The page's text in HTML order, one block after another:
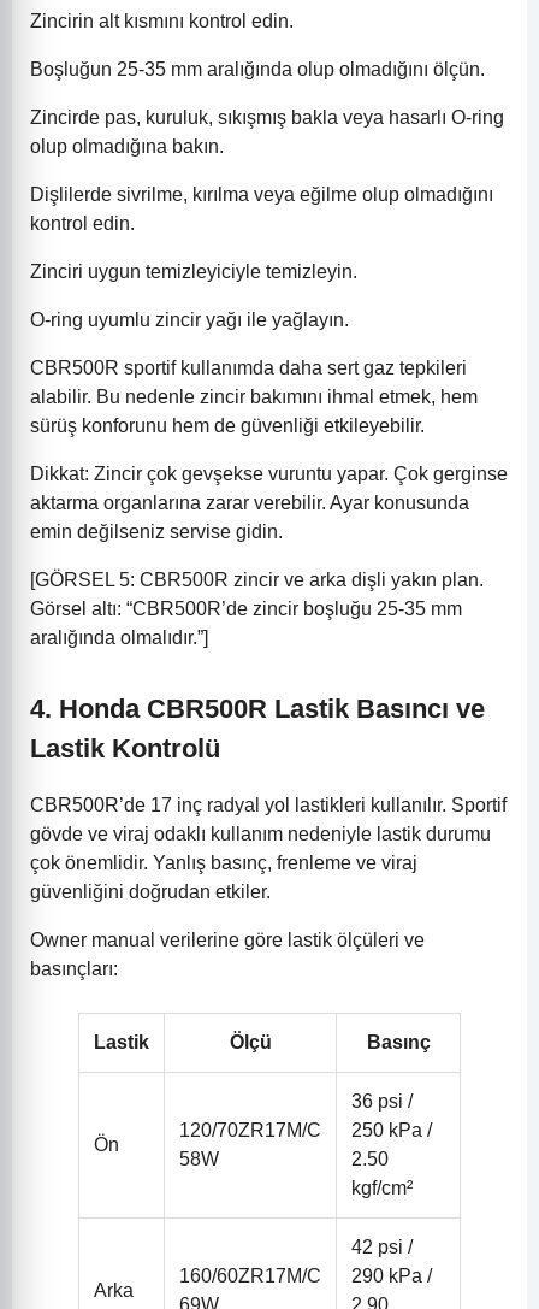
Zincirin alt kısmını kontrol edin.
Boşluğun 25-35 mm aralığında olup olmadığını ölçün.
Zincirde pas, kuruluk, sıkışmış bakla veya hasarlı O-ring
olup olmadığına bakın.
Dişlilerde sivrilme, kırılma veya eğilme olup olmadığını
kontrol edin.
Zinciri uygun temizleyiciyle temizleyin.
O-ring uyumlu zincir yağı ile yağlayın.
CBR500R sportif kullanımda daha sert gaz tepkileri
alabilir. Bu nedenle zincir bakımını ihmal etmek, hem
sürüş konforunu hem de güvenliği etkileyebilir.
Dikkat: Zincir çok gevşekse vuruntu yapar. Çok gerginse
aktarma organlarına zarar verebilir. Ayar konusunda
emin değilseniz servise gidin.
[GÖRSEL 5: CBR500R zincir ve arka dişli yakın plan.
Görsel altı: “CBR500R’de zincir boşluğu 25-35 mm
aralığında olmalıdır.”]
4. Honda CBR500R Lastik Basıncı ve
Lastik Kontrolü
CBR500R’de 17 inç radyal yol lastikleri kullanılır. Sportif
gövde ve viraj odaklı kullanım nedeniyle lastik durumu
çok önemlidir. Yanlış basınç, frenleme ve viraj
güvenliğini doğrudan etkiler.
Owner manual verilerine göre lastik ölçüleri ve
basınçları:
Lastik Ölçü Basınç
Ön
120/70ZR17M/C
58W
36 psi /
250 kPa /
2.50
kgf/cm²
Arka
160/60ZR17M/C
69W
42 psi /
290 kPa /
2.90